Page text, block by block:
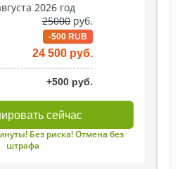
2026 год
25000 руб.
-500 RUB
24 500 руб.
+500 руб.
сейчас
Без риска! Отмена без
штрафа